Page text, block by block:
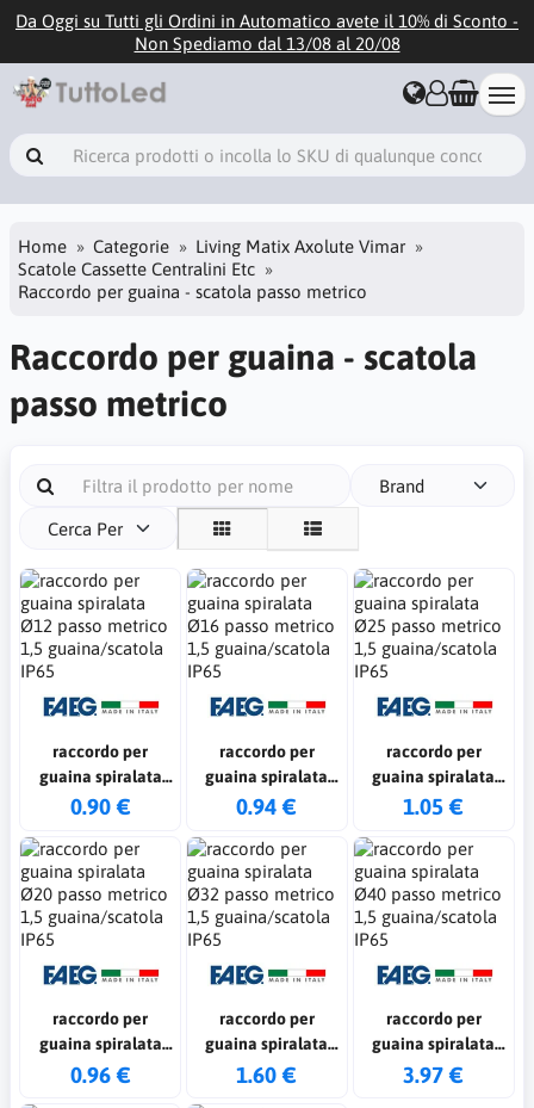
Da Oggi su Tutti gli Ordini in Automatico avete il 10% di Sconto -
Non Spediamo dal 13/08 al 20/08
Home Categorie
Living Matix Axolute Vimar
Scatole Cassette Centralini Etc
Raccordo per guaina - scatola passo metrico
Raccordo per guaina - scatola
passo metrico
Brand
Cerca Per
raccordo per
guaina spiralata
Ø12 passo metrico
IP65
0.90 €
raccordo per
guaina spiralata
Ø16 passo metrico
IP65
0.94 €
raccordo per
guaina spiralata
Ø25 passo metrico
IP65
1.05 €
raccordo per
guaina spiralata
Ø20 passo metrico
0.96 €
raccordo per
guaina spiralata
Ø32 passo metrico
1.60 €
raccordo per
guaina spiralata
Ø40 passo metrico
3.97 €